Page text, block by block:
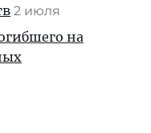
2 июля
на